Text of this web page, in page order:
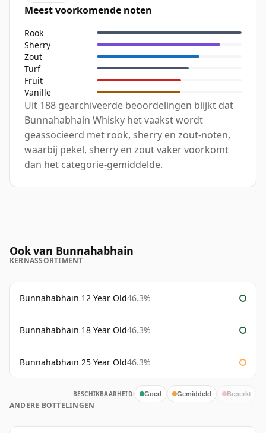
Meest voorkomende noten
Rook
Sherry
Zout
Turf
Fruit
Vanille
Uit 188 gearchiveerde beoordelingen blijkt dat
Bunnahabhain Whisky het vaakst wordt
geassocieerd met rook, sherry en zout-noten,
waarbij pekel, sherry en zout vaker voorkomt
dan het categorie-gemiddelde.
Ook van Bunnahabhain
KERNASSORTIMENT
Bunnahabhain 12 Year Old46.3%
Bunnahabhain 18 Year Old46.3%
Bunnahabhain 25 Year Old46.3%
BESCHIKBAARHEID: Goed Gemiddeld Beperkt
ANDERE BOTTELINGEN